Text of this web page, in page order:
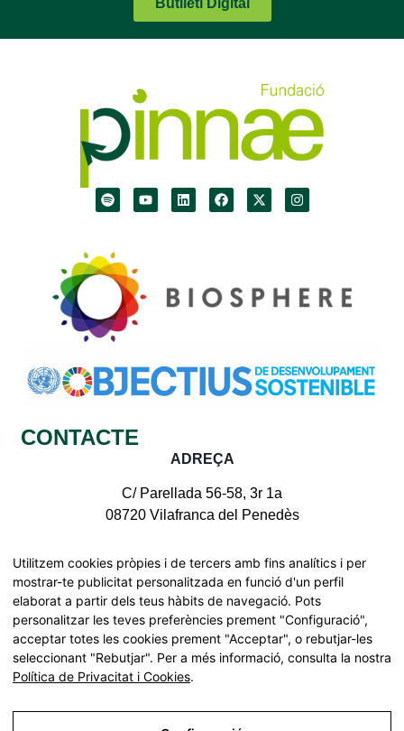
Butlletí Digital
CONTACTE
ADREÇA
C/ Parellada 56-58, 3r 1a
08720 Vilafranca del Penedès
Tots els drets reservats | © Pinnae 2026
Declaració d'accessibilitat
Mapa web
Utilitzem cookies pròpies i de tercers amb fins analítics i per
mostrar-te publicitat personalitzada en funció d'un perfil
elaborat a partir dels teus hàbits de navegació. Pots
personalitzar les teves preferències prement "Configuració",
acceptar totes les cookies prement "Acceptar", o rebutjar-les
seleccionant "Rebutjar". Per a més informació, consulta la nostra
Política de Privacitat i Cookies.